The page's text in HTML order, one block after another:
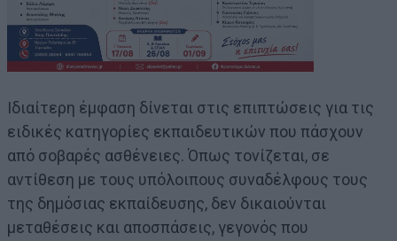
Ιδιαίτερη έμφαση δίνεται στις επιπτώσεις για τις
ειδικές κατηγορίες εκπαιδευτικών που πάσχουν
από σοβαρές ασθένειες. Όπως τονίζεται, σε
αντίθεση με τους υπόλοιπους συναδέλφους τους
της δημόσιας εκπαίδευσης, δεν δικαιούνται
μεταθέσεις και αποσπάσεις, γεγονός που